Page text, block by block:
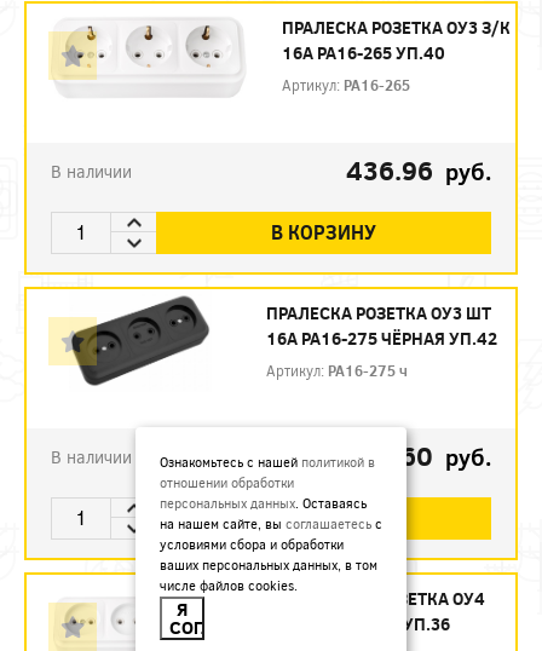
ПРАЛЕСКА РОЗЕТКА ОУ3 З/К
16А РА16-265 УП.40
Артикул: РА16-265
В наличии 436.96 руб.
В КОРЗИНУ
ПРАЛЕСКА РОЗЕТКА ОУ3 ШТ
16А РА16-275 ЧЁРНАЯ УП.42
Артикул: РА16-275 ч
В наличии 360 руб.
В КОРЗИНУ
ПРАЛЕСКА РОЗЕТКА ОУ4
16А РА16-264 УП.36
Ознакомьтесь с нашей политикой в
отношении обработки
персональных данных. Оставаясь
на нашем сайте, вы соглашаетесь с
условиями сбора и обработки
ваших персональных данных, в том
числе файлов cookies.
Я
СОГЛАСЕН